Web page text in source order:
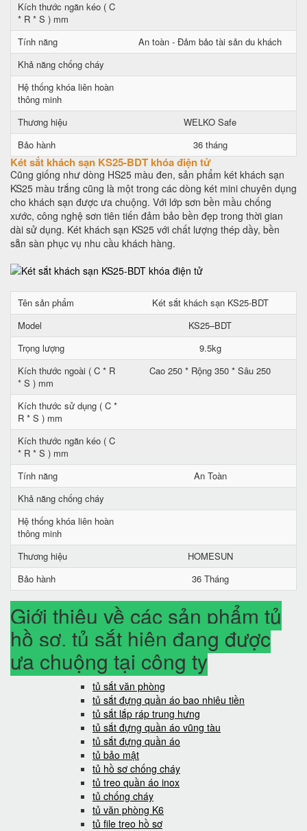
Kích thước ngăn kéo ( C
* R * S ) mm
Tính năng
An toàn - Đảm bảo tài sản du khách
Khả năng chống cháy
Hệ thống khóa liên hoàn
thông minh
Thương hiệu
WELKO Safe
Bảo hành
36 tháng
Két sắt khách sạn KS25-BDT khóa điện tử
Cũng giống như dòng HS25 màu đen, sản phẩm két khách sạn
KS25 màu trắng cũng là một trong các dòng két mini chuyên dụng
cho khách sạn được ưa chuộng. Với lớp sơn bền mầu chống
xước, công nghệ sơn tiên tiến đảm bảo bền đẹp trong thời gian
dài sử dụng. Két khách sạn KS25 với chất lượng thép dầy, bền
sẵn sàn phục vụ nhu cầu khách hàng.
Tên sản phẩm
Két sắt khách sạn KS25-BDT
Model
KS25–BDT
Trọng lượng
9.5kg
Kích thước ngoài ( C * R
* S ) mm
Cao 250 * Rộng 350 * Sâu 250
Kích thước sử dụng ( C *
R * S ) mm
Kích thước ngăn kéo ( C
* R * S ) mm
Tính năng
An Toàn
Khả năng chống cháy
Hệ thống khóa liên hoàn
thông minh
Thương hiệu
HOMESUN
Bảo hành
36 Tháng
Giới thiệu về các sản phẩm tủ
hồ sơ, tủ sắt hiện đang được
ưa chuộng tại công ty
tủ sắt văn phòng
tủ sắt đựng quần áo bao nhiêu tiền
tủ sắt lắp ráp trung hưng
tủ sắt đựng quần áo vũng tàu
tủ sắt đựng quần áo
tủ bảo mật
tủ hồ sơ chống cháy
tủ treo quần áo inox
tủ chống cháy
tủ văn phòng K6
tủ file treo hồ sơ